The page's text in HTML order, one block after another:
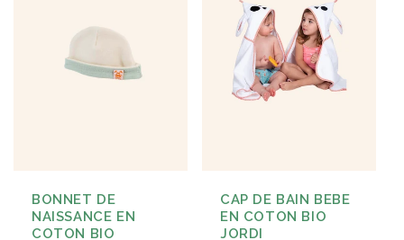
BONNET DE
NAISSANCE EN
COTON BIO
CAP DE BAIN BEBE
EN COTON BIO
JORDI